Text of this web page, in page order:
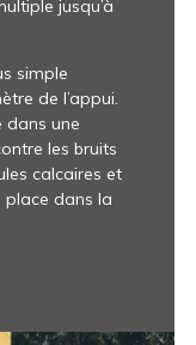
jusqu’à
simple
de l’appui.
dans une
les bruits
calcaires et
dans la